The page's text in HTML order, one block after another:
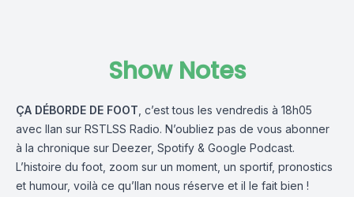
Show Notes
ÇA DÉBORDE DE FOOT , c’est tous les vendredis à 18h05
avec Ilan sur RSTLSS Radio. N’oubliez pas de vous abonner
à la chronique sur Deezer, Spotify & Google Podcast.
L’histoire du foot, zoom sur un moment, un sportif, pronostics
et humour, voilà ce qu’Ilan nous réserve et il le fait bien !